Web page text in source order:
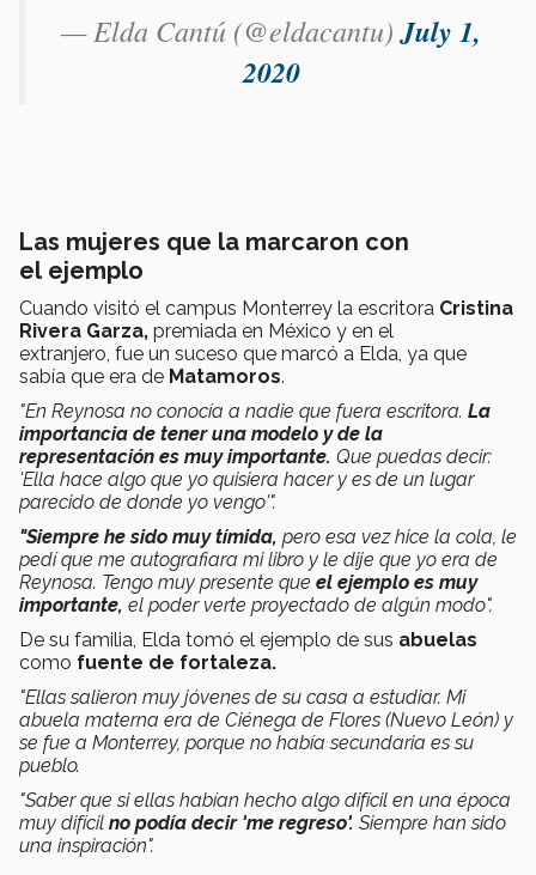
— Elda Cantú (@eldacantu)July 1,
2020
Las mujeres que la marcaron con
el ejemplo
Cuando visitó el campus Monterrey la escritora Cristina
Rivera Garza, premiada en México y en el
extranjero, fue un suceso que marcó a Elda, ya que
sabía que era de Matamoros.
"En Reynosa no conocía a nadie que fuera escritora. La
importancia de tener una modelo y de la
representación es muy importante. Que puedas decir:
'Ella hace algo que yo quisiera hacer y es de un lugar
parecido de donde yo vengo'".
"Siempre he sido muy tímida, pero esa vez hice la cola, le
pedí que me autografiara mi libro y le dije que yo era de
Reynosa. Tengo muy presente que el ejemplo es muy
importante, el poder verte proyectado de algún modo".
De su familia, Elda tomó el ejemplo de sus abuelas
como fuente de fortaleza.
"Ellas salieron muy jóvenes de su casa a estudiar. Mi
abuela materna era de Ciénega de Flores (Nuevo León) y
se fue a Monterrey, porque no había secundaria es su
pueblo.
"Saber que si ellas habían hecho algo difícil en una época
muy difícil no podía decir 'me regreso'. Siempre han sido
una inspiración".